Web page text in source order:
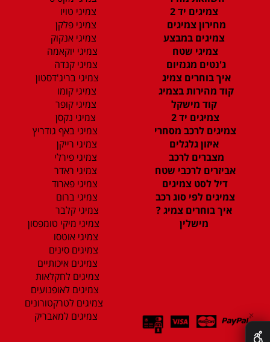
צמיגים יד 2
מחירון צמיגים
צמיגים במבצע
צמיגי שטח
ג'נטים מגנזיום
איך בוחרים צמיג
קוד מהירות בצמיג
קוד מישקל
צמיגים יד 2
צמיגים לרכב מסחרי
איזון גלגלים
מצברים לרכב
אביזרים לרכבי שטח
דיל לסט צמיגים
צמיגים לפי סוג רכב
איך בוחרים צמיג ?
מישלין
צמיגי טויו
צמיגי פלקן
צמיגי אנקוק
צמיגי יוקאמה
צמיגי קנדה
צמיגי בריג'דסטון
צמיגי קומו
צמיגי קופר
צמיגי נקסן
צמיגי באף גודריץ
צמיגי רייקן
צמיגי פירלי
צמיגי ראדר
צמיגי פארוד
צמיגי ברום
צמיגי קלבר
צמיגי מיקי טומפסון
צמיגי אוטסו
צמיגים סינים
צמיגים איכותיים
צמיגים לחקלאות
צמיגים לאופנועים
צמיגים לטרקטורונים
צמיגים למאבריק
✕